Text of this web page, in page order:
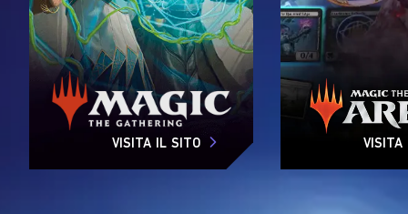
VISITA IL SITO VISITA